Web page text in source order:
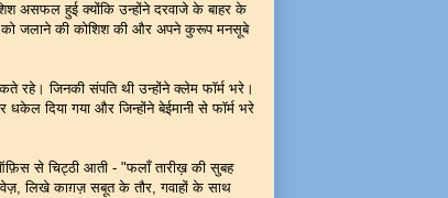
असफल हुई क्योंकि उन्होंने दरवाजे के बाहर के
को जलाने की कोशिश की और अपने कुरूप मनसूबे
रहे। जिनकी संपति थी उन्होंने क्लेम फॉर्म भरे।
धकेल दिया गया और जिन्होंने बेईमानी से फॉर्म भरे
से चिट्ठी आती - "फलाँ तारीख़ की सुबह
लिखे काग़ज़ सबूत के तौर, गवाहों के साथ